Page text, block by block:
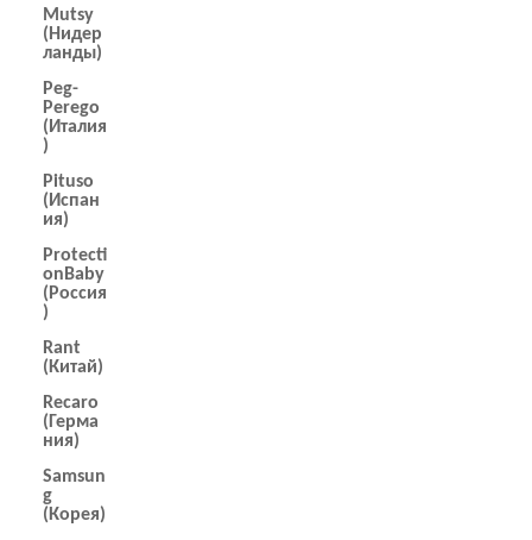
Mutsy
(Нидер
ланды)
Peg-
Perego
(Италия
)
Pituso
(Испан
ия)
Protecti
onBaby
(Россия
)
Rant
(Китай)
Recaro
(Герма
ния)
Samsun
g
(Корея)